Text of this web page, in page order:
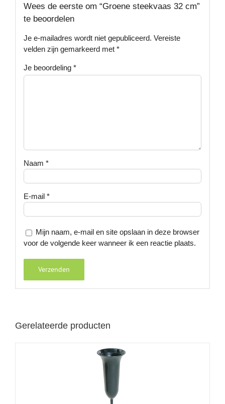
Wees de eerste om “Groene steekvaas 32 cm”
te beoordelen
Je e-mailadres wordt niet gepubliceerd. Vereiste
velden zijn gemarkeerd met *
Je beoordeling *
Naam *
E-mail *
Mijn naam, e-mail en site opslaan in deze browser
voor de volgende keer wanneer ik een reactie plaats.
Gerelateerde producten